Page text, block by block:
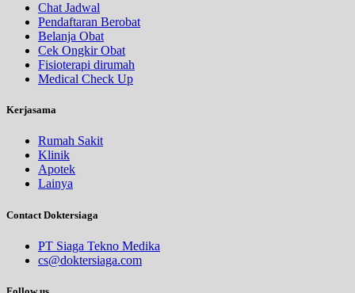
Chat Jadwal
Pendaftaran Berobat
Belanja Obat
Cek Ongkir Obat
Fisioterapi dirumah
Medical Check Up
Kerjasama
Rumah Sakit
Klinik
Apotek
Lainya
Contact Doktersiaga
PT Siaga Tekno Medika
cs@doktersiaga.com